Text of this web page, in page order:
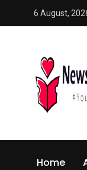
6 August,
Home